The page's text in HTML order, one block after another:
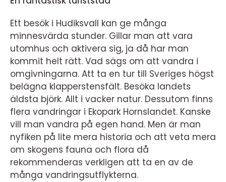
Ett besök i Hudiksvall kan ge många
minnesvärda stunder. Gillar man att vara
utomhus och aktivera sig, ja då har man
kommit helt rätt. Vad sägs om att vandra i
omgivningarna. Att ta en tur till Sveriges högst
belägna klapperstensfält. Besöka landets
äldsta björk. Allt i vacker natur. Dessutom finns
flera vandringar i Ekopark Hornslandet. Kanske
vill man vandra på egen hand. Men är man
nyfiken på lite mera historia och att veta mera
om skogens fauna och flora då
rekommenderas verkligen att ta en av de
många vandringsutflykterna.